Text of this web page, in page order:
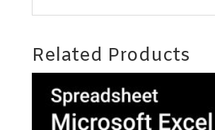
Related Products